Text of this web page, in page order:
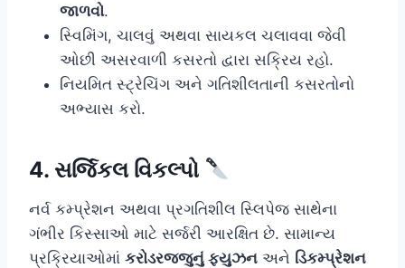
જાળવો.
સ્વિમિંગ, ચાલવું અથવા સાયકલ ચલાવવા જેવી
ઓછી અસરવાળી કસરતો દ્વારા સક્રિય રહો.
નિયમિત સ્ટ્રેચિંગ અને ગતિશીલતાની કસરતોનો
અભ્યાસ કરો.
4. સર્જિકલ વિકલ્પો
નર્વ કમ્પ્રેશન અથવા પ્રગતિશીલ સ્લિપેજ સાથેના
ગંભીર કિસ્સાઓ માટે સર્જરી આરક્ષિત છે. સામાન્ય
પ્રક્રિયાઓમાં કરોડરજ્જુનું ફ્યુઝન અને ડિકમ્પ્રેશન